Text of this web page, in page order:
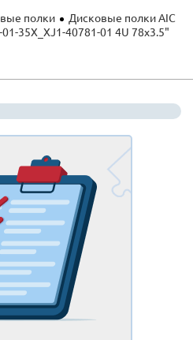
полки
Дисковые полки AIC
35X_XJ1-40781-01 4U 78x3.5"